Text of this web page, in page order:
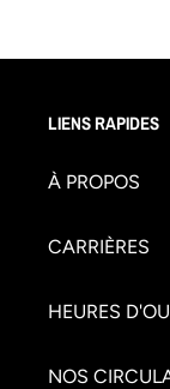
LIENS RAPIDES
À PROPOS
CARRIÈRES
HEURES
NOS